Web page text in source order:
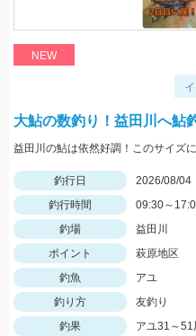
NEW
大鮎の数釣り！益田川へ鮎
釣行日
2026/08/04
釣行時間
09:30～
釣場
益田川
ポイント
萩原地区
釣魚
アユ
釣り方
友釣り
釣果
アユ31～51